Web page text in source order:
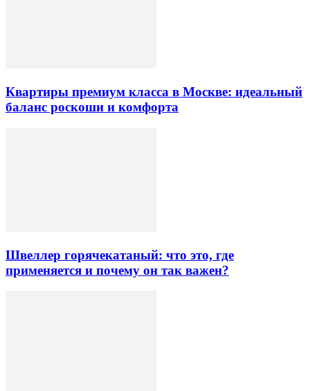
Квартиры премиум класса в Москве: идеальный
баланс роскоши и комфорта
Швеллер горячекатаный: что это, где
применяется и почему он так важен?